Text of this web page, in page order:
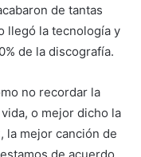
de tantas
llegó la tecnología y
de la discografía.
no recordar la
o mejor dicho la
la mejor canción de